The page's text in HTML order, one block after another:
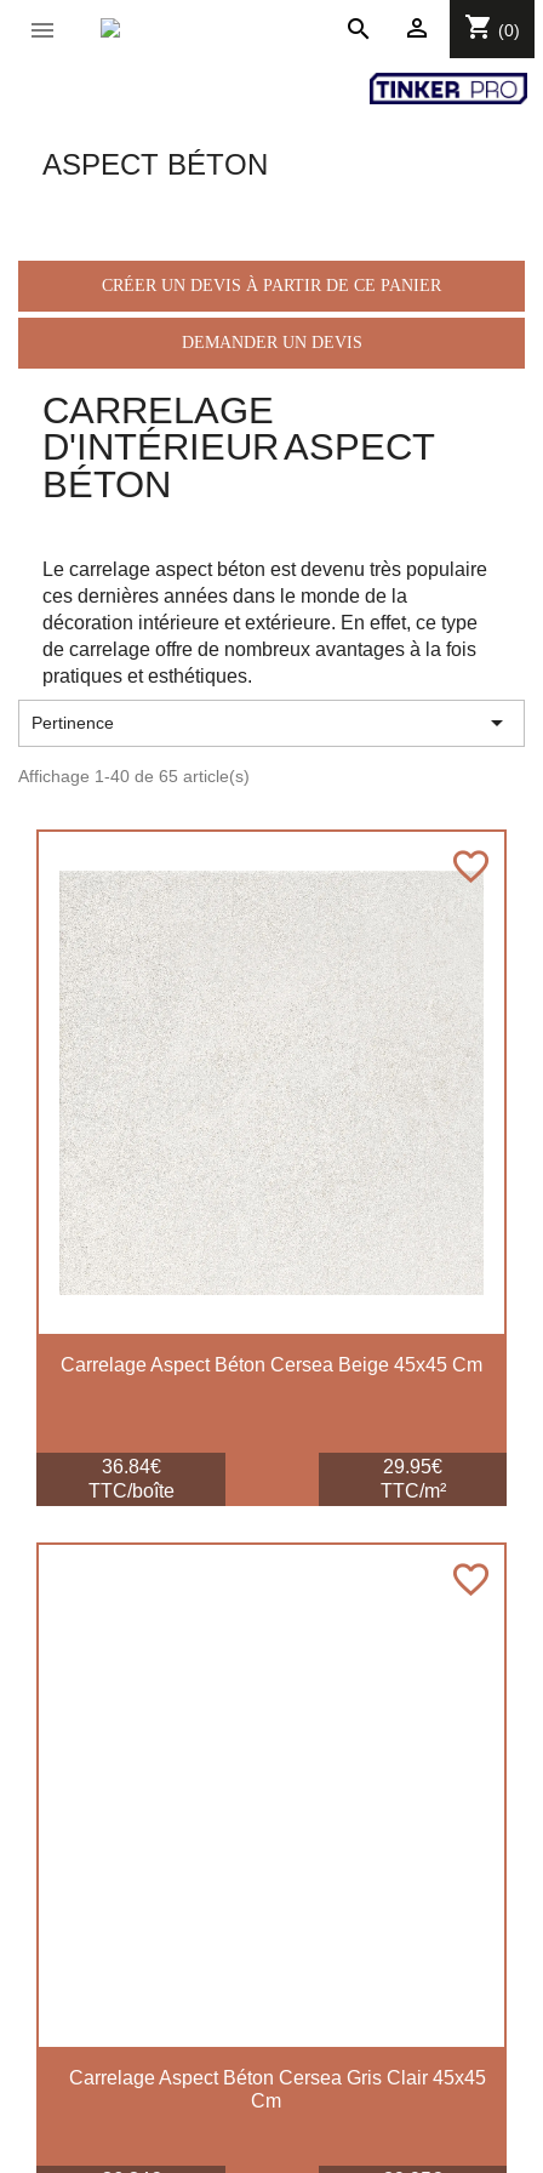
 shopping_cart (0)

search
ASPECT BÉTON
CRÉER UN DEVIS À PARTIR DE CE PANIER
DEMANDER UN DEVIS
CARRELAGE
D'INTÉRIEURASPECT
BÉTON
Le carrelage aspect béton est devenu très populaire
ces dernières années dans le monde de la
décoration intérieure et extérieure. En effet, ce type
de carrelage offre de nombreux avantages à la fois
pratiques et esthétiques.
Pertinence 
Affichage 1-40 de 65 article(s)
favorite_border
Carrelage Aspect Béton Cersea Beige 45x45 Cm
36.84€
TTC/boîte
29.95€
TTC/m²
favorite_border
Carrelage Aspect Béton Cersea Gris Clair 45x45
Cm